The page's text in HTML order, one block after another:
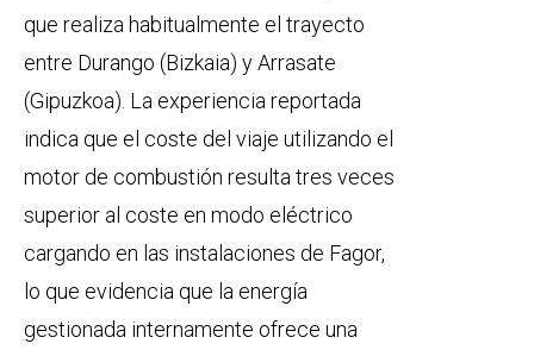
que realiza habitualmente el trayecto
entre Durango (Bizkaia) y Arrasate
(Gipuzkoa). La experiencia reportada
indica que el coste del viaje utilizando el
motor de combustión resulta tres veces
superior al coste en modo eléctrico
cargando en las instalaciones de Fagor,
lo que evidencia que la energía
gestionada internamente ofrece una